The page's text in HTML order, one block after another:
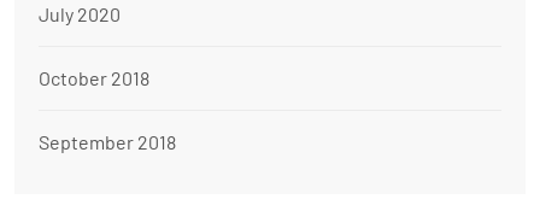
July 2020
October 2018
September 2018